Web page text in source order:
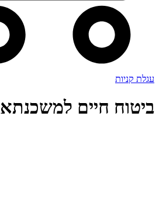
עגלת קניות
ביטוח חיים למשכנתא